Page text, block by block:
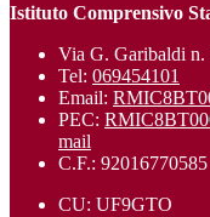
Istituto Comprensivo
Via G. Garibaldi n.
Tel: 069454101
Email:
PEC:
mail
C.F.: 92016770585
CU: UF9GTO